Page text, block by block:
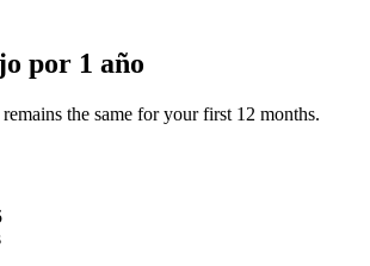
por 1 año
the same for your first 12 months.